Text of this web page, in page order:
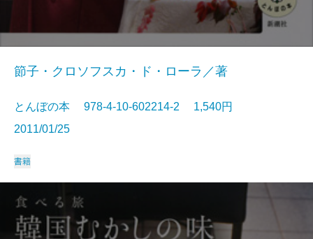
節子・クロソフスカ・ド・ローラ／著
とんぼの本 978-4-10-602214-2 1,540円
2011/01/25
書籍